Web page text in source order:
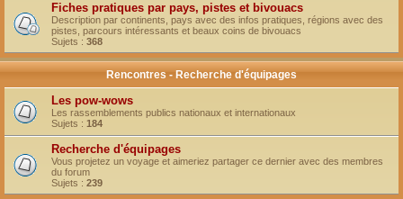
Fiches pratiques par pays, pistes et bivouacs
Description par continents, pays avec des infos pratiques, régions avec des
pistes, parcours intéressants et beaux coins de bivouacs
Sujets : 368
Rencontres - Recherche d'équipages
Les pow-wows
Les rassemblements publics nationaux et internationaux
Sujets : 184
Recherche d'équipages
Vous projetez un voyage et aimeriez partager ce dernier avec des membres
du forum
Sujets : 239